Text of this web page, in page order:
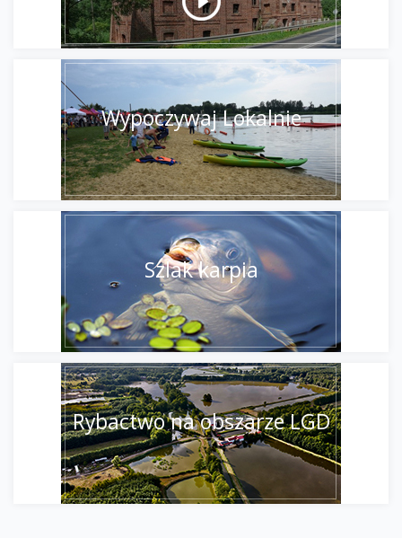
Wypoczywaj Lokalnie
Szlak karpia
Rybactwo na obszarze LGD